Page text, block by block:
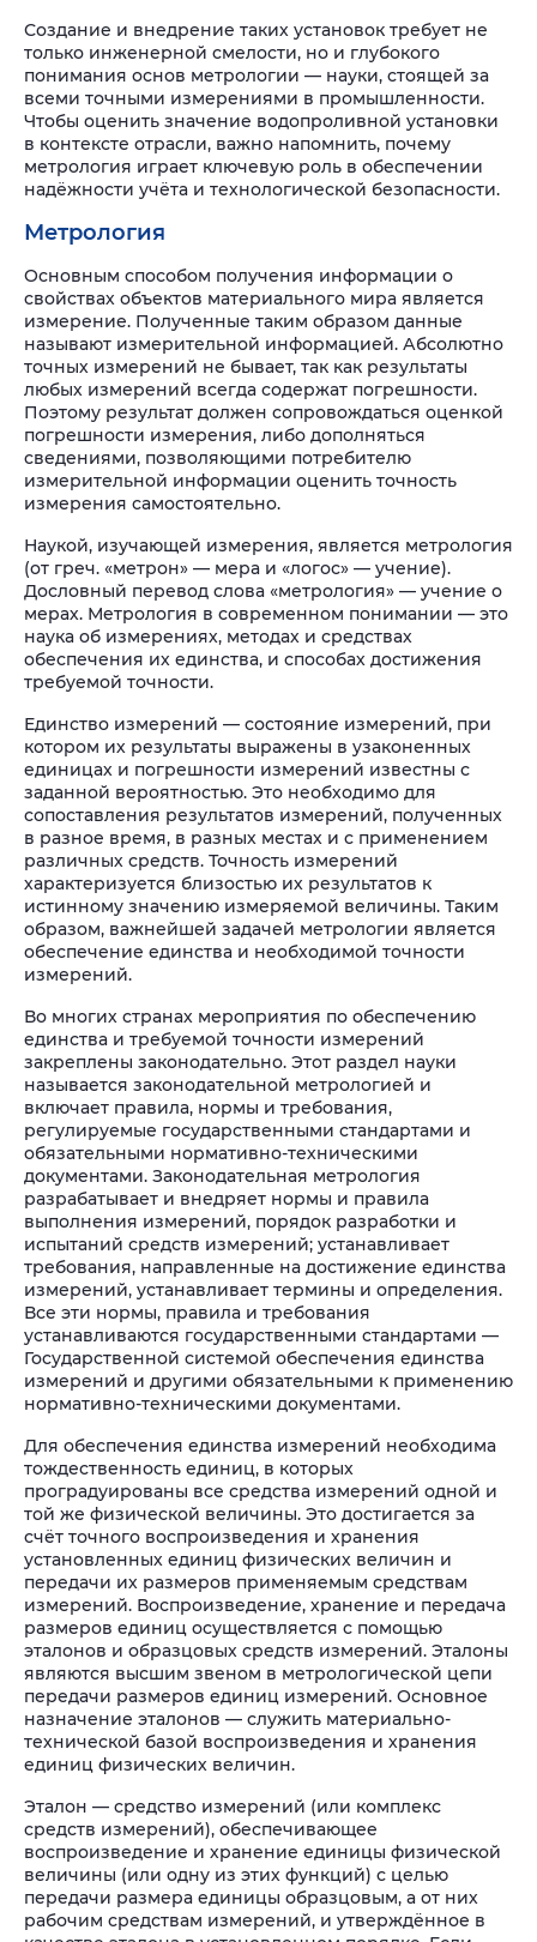
Создание и внедрение таких установок требует не
только инженерной смелости, но и глубокого
понимания основ метрологии — науки, стоящей за
всеми точными измерениями в промышленности.
Чтобы оценить значение водопроливной установки
в контексте отрасли, важно напомнить, почему
метрология играет ключевую роль в обеспечении
надёжности учёта и технологической безопасности.
Метрология
Основным способом получения информации о
свойствах объектов материального мира является
измерение. Полученные таким образом данные
называют измерительной информацией. Абсолютно
точных измерений не бывает, так как результаты
любых измерений всегда содержат погрешности.
Поэтому результат должен сопровождаться оценкой
погрешности измерения, либо дополняться
сведениями, позволяющими потребителю
измерительной информации оценить точность
измерения самостоятельно.
Наукой, изучающей измерения, является метрология
(от греч. «метрон» — мера и «логос» — учение).
Дословный перевод слова «метрология» — учение о
мерах. Метрология в современном понимании — это
наука об измерениях, методах и средствах
обеспечения их единства, и способах достижения
требуемой точности.
Единство измерений — состояние измерений, при
котором их результаты выражены в узаконенных
единицах и погрешности измерений известны с
заданной вероятностью. Это необходимо для
сопоставления результатов измерений, полученных
в разное время, в разных местах и с применением
различных средств. Точность измерений
характеризуется близостью их результатов к
истинному значению измеряемой величины. Таким
образом, важнейшей задачей метрологии является
обеспечение единства и необходимой точности
измерений.
Во многих странах мероприятия по обеспечению
единства и требуемой точности измерений
закреплены законодательно. Этот раздел науки
называется законодательной метрологией и
включает правила, нормы и требования,
регулируемые государственными стандартами и
обязательными нормативно-техническими
документами. Законодательная метрология
разрабатывает и внедряет нормы и правила
выполнения измерений, порядок разработки и
испытаний средств измерений; устанавливает
требования, направленные на достижение единства
измерений, устанавливает термины и определения.
Все эти нормы, правила и требования
устанавливаются государственными стандартами —
Государственной системой обеспечения единства
измерений и другими обязательными к применению
нормативно-техническими документами.
Для обеспечения единства измерений необходима
тождественность единиц, в которых
проградуированы все средства измерений одной и
той же физической величины. Это достигается за
счёт точного воспроизведения и хранения
установленных единиц физических величин и
передачи их размеров применяемым средствам
измерений. Воспроизведение, хранение и передача
размеров единиц осуществляется с помощью
эталонов и образцовых средств измерений. Эталоны
являются высшим звеном в метрологической цепи
передачи размеров единиц измерений. Основное
назначение эталонов — служить материально-
технической базой воспроизведения и хранения
единиц физических величин.
Эталон — средство измерений (или комплекс
средств измерений), обеспечивающее
воспроизведение и хранение единицы физической
величины (или одну из этих функций) с целью
передачи размера единицы образцовым, а от них
рабочим средствам измерений, и утверждённое в